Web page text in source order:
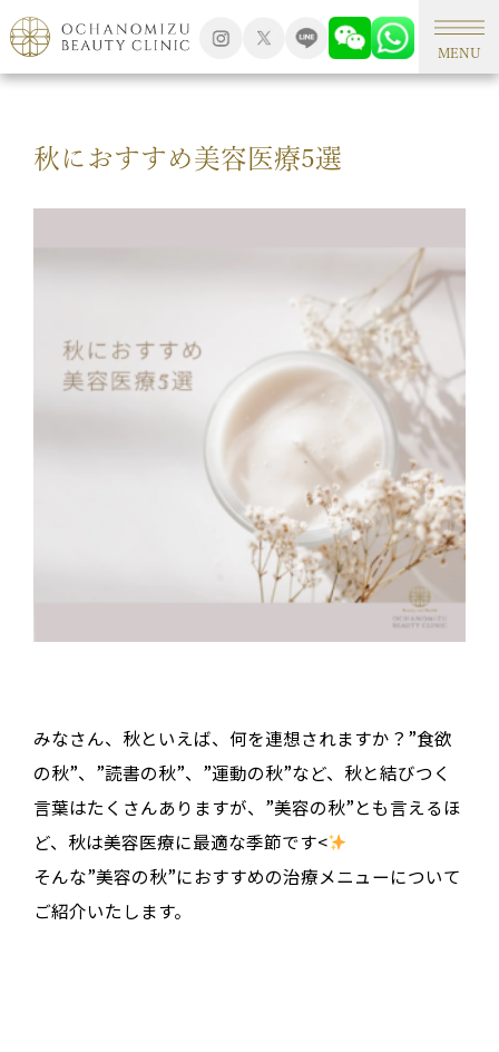
MENU
TOP 美容コラム
秋におすすめ美容医療5選
みなさん、秋といえば、何を連想されますか？”食欲
の秋”、”読書の秋”、”運動の秋”など、秋と結びつく
言葉はたくさんありますが、”美容の秋”とも言えるほ
ど、秋は美容医療に最適な季節です<
そんな”美容の秋”におすすめの治療メニューについて
ご紹介いたします。